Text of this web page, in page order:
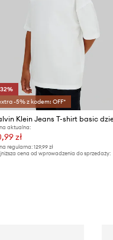
-5% z kodem: OFF*
aktualna:
zł
regularna: 129,99 zł
cena od wprowadzenia do sprzedaży: